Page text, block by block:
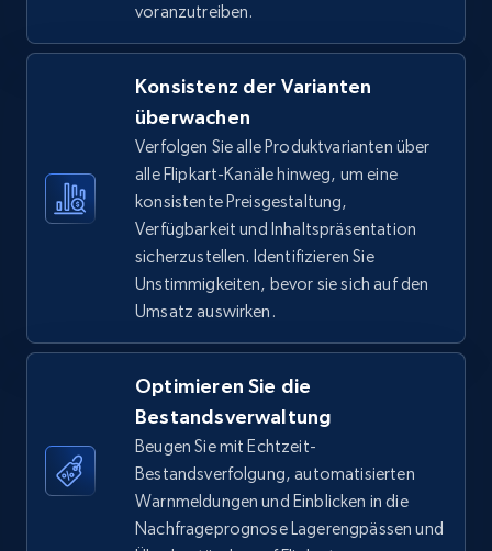
TikTok Shop - category
URL, Title, Available, Description, Currency, Initial
price, Final price, Discount percent, and more.
667+ Jetzt anfangen
TikTok Shop - Collect TikTok shop products
by keywords search
URL, Title, Available, Description, Currency, Initial
667+ Jetzt anfangen
TikTok Shop - discover records by shop url
URL, Title, Available, Description, Currency, Initial
voranzutreiben.
Konsistenz der Varianten
überwachen
Verfolgen Sie alle Produktvarianten über
alle Flipkart-Kanäle hinweg, um eine
konsistente Preisgestaltung,
Verfügbarkeit und Inhaltspräsentation
sicherzustellen. Identifizieren Sie
Unstimmigkeiten, bevor sie sich auf den
Umsatz auswirken.
Optimieren Sie die
Bestandsverwaltung
Beugen Sie mit Echtzeit-
Bestandsverfolgung, automatisierten
Warnmeldungen und Einblicken in die
Nachfrageprognose Lagerengpässen und